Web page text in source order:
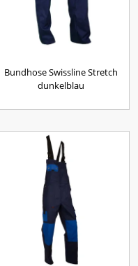
Bundhose Swissline Stretch
dunkelblau